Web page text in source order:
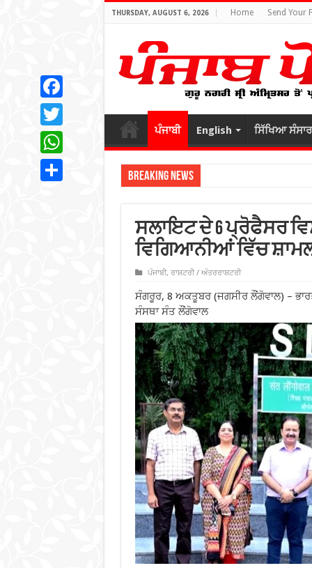
THURSDAY, AUGUST 6, 2026 Home Send Your
ਪੰਜਾਬੀ English ਸਿੱਖਿਆ ਸੰਸਾਰ
Breaking News
ਸਲਾਇਟ ਦੇ 6 ਪ੍ਰੋਫੈਸਰ
ਵਿਗਿਆਨੀਆਂ ਵਿੱਚ
ਪੰਜਾਬੀ, ਰਾਸ਼ਟਰੀ / ਅੰਤਰਰਾਸ਼ਟਰੀ
ਸੰਗਰੂਰ, 8 ਅਕਤੂਬਰ (ਜਗਸੀਰ ਲੌਂਗੋਵਾਲ) –
ਸੰਸਥਾ ਸੰਤ ਲੌਂਗੋਵਾਲ
Facebook
Twitter
WhatsApp